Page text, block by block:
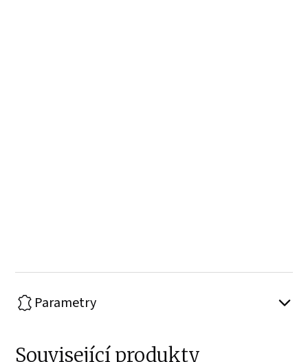
Parametry
Související produkty